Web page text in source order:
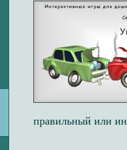
правильный или